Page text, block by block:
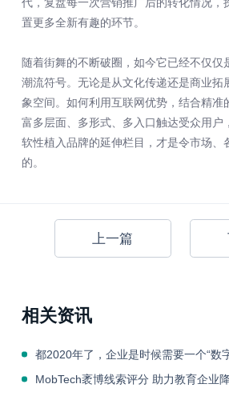
置更多全新有趣的环节。
随着街舞的不断破圈，如今它已经不仅仅
潮流符号。无论是从文化传递还是商业拓
象空间。如何利用互联网优势，结合精准
富多层面、多形式、多入口触达受众用户
软性植入品牌的延伸栏目，才是令市场、
的。
上一篇
相关资讯